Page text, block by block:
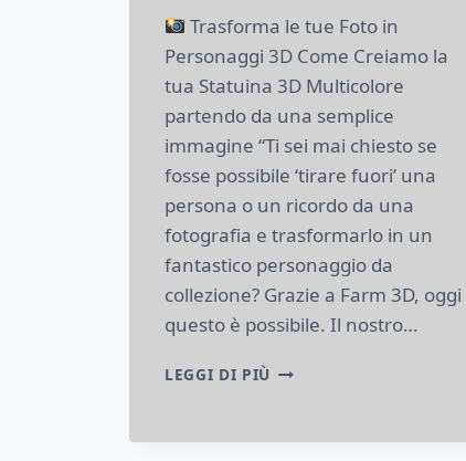
Trasforma le tue Foto in
Personaggi 3D Come Creiamo la
tua Statuina 3D Multicolore
partendo da una semplice
immagine “Ti sei mai chiesto se
fosse possibile ‘tirare fuori’ una
persona o un ricordo da una
fotografia e trasformarlo in un
fantastico personaggio da
collezione? Grazie a Farm 3D, oggi
questo è possibile. Il nostro…
LEGGI DI PIÙ TRASFORMA
FOTO